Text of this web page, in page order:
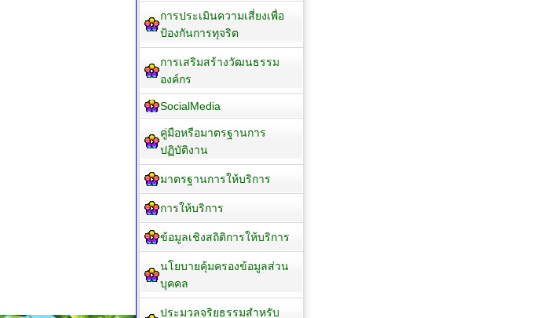
การประเมินความเสี่ยงเพื่อ
ป้องกันการทุจริต
การเสริมสร้างวัฒนธรรม
องค์กร
SocialMedia
คู่มือหรือมาตรฐานการ
ปฏิบัติงาน
มาตรฐานการให้บริการ
การให้บริการ
ข้อมูลเชิงสถิติการให้บริการ
นโยบายคุ้มครองข้อมูลส่วน
บุคคล
ประมวลจริยธรรมสำหรับ